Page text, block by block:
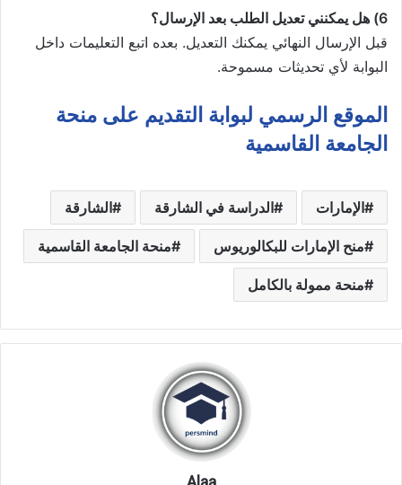
6) هل يمكنني تعديل الطلب بعد الإرسال؟
قبل الإرسال النهائي يمكنك التعديل. بعده اتبع التعليمات داخل
البوابة لأي تحديثات مسموحة.
الموقع الرسمي لبوابة التقديم على منحة
الجامعة القاسمية
الإمارات الدراسة في الشارقة الشارقة
منح الإمارات للبكالوريوس منحة الجامعة القاسمية
منحة ممولة بالكامل